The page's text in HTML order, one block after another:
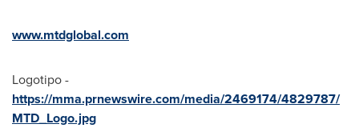
www.mtdglobal.com
Logotipo -
https://mma.prnewswire.com/media/2469174/4829787/
MTD_Logo.jpg